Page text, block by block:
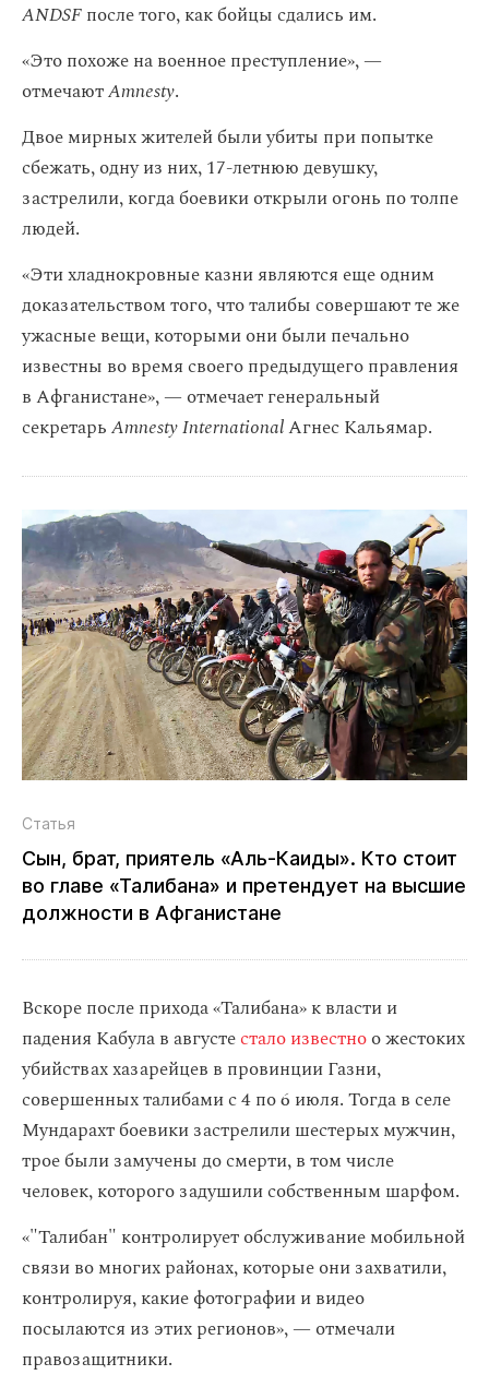
ANDSFпосле того, как бойцы сдались им.
«Это похоже на военное преступление», —
отмечаютAmnesty.
Двое мирных жителей были убиты при попытке
сбежать, одну из них, 17-летнюю девушку,
застрелили, когда боевики открыли огонь по толпе
людей.
«Эти хладнокровные казни являются еще одним
доказательством того, что талибы совершают те же
ужасные вещи, которыми они были печально
известны во время своего предыдущего правления
в Афганистане», — отмечает генеральный
секретарьAmnesty InternationalАгнес Кальямар.
Статья
Сын, брат, приятель «Аль‑Каиды». Кто стоит
во главе «Талибана» и претендует на высшие
должности в Афганистане
Вскоре после прихода «Талибана» к власти и
падения Кабула в августестало известноо жестоких
убийствах хазарейцев в провинции Газни,
совершенных талибами с 4 по 6 июля. Тогда в селе
Мундарахт боевики застрелили шестерых мужчин,
трое были замучены до смерти, в том числе
человек, которого задушили собственным шарфом.
«"Талибан" контролирует обслуживание мобильной
связи во многих районах, которые они захватили,
контролируя, какие фотографии и видео
посылаются из этих регионов», — отмечали
правозащитники.